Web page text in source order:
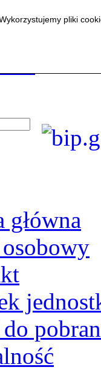
pliki
główna
osobowy